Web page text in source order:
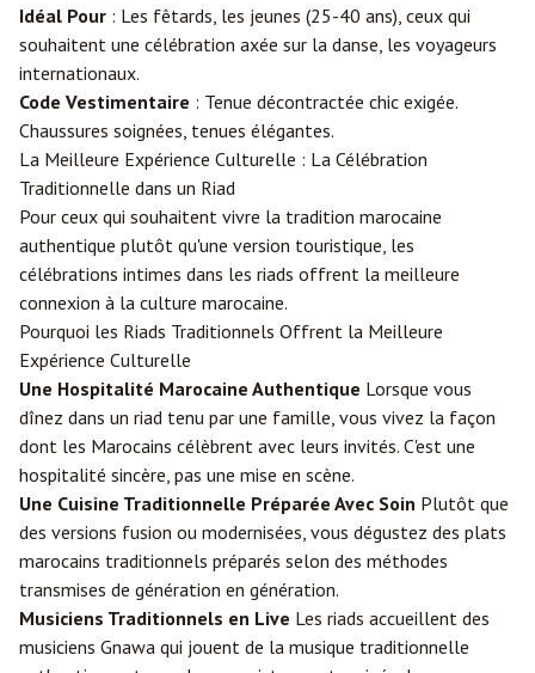
Idéal Pour : Les fêtards, les jeunes (25-40 ans), ceux qui
souhaitent une célébration axée sur la danse, les voyageurs
internationaux.
Code Vestimentaire : Tenue décontractée chic exigée.
Chaussures soignées, tenues élégantes.
La Meilleure Expérience Culturelle : La Célébration
Traditionnelle dans un Riad
Pour ceux qui souhaitent vivre la tradition marocaine
authentique plutôt qu'une version touristique, les
célébrations intimes dans les riads offrent la meilleure
connexion à la culture marocaine.
Pourquoi les Riads Traditionnels Offrent la Meilleure
Expérience Culturelle
Une Hospitalité Marocaine Authentique Lorsque vous
dînez dans un riad tenu par une famille, vous vivez la façon
dont les Marocains célèbrent avec leurs invités. C'est une
hospitalité sincère, pas une mise en scène.
Une Cuisine Traditionnelle Préparée Avec Soin Plutôt que
des versions fusion ou modernisées, vous dégustez des plats
marocains traditionnels préparés selon des méthodes
transmises de génération en génération.
Musiciens Traditionnels en Live Les riads accueillent des
musiciens Gnawa qui jouent de la musique traditionnelle